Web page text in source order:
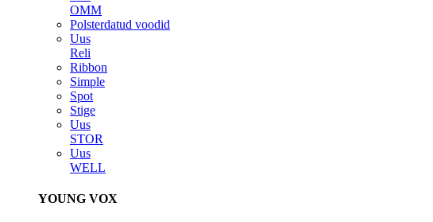
OMM
Polsterdatud voodid
Uus
Reli
Ribbon
Simple
Spot
Stige
Uus
STOR
Uus
WELL
YOUNG VOX